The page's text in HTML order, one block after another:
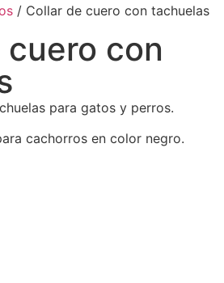
/ Collar de cuero con tachuelas
con
para gatos y perros.
cachorros en color negro.